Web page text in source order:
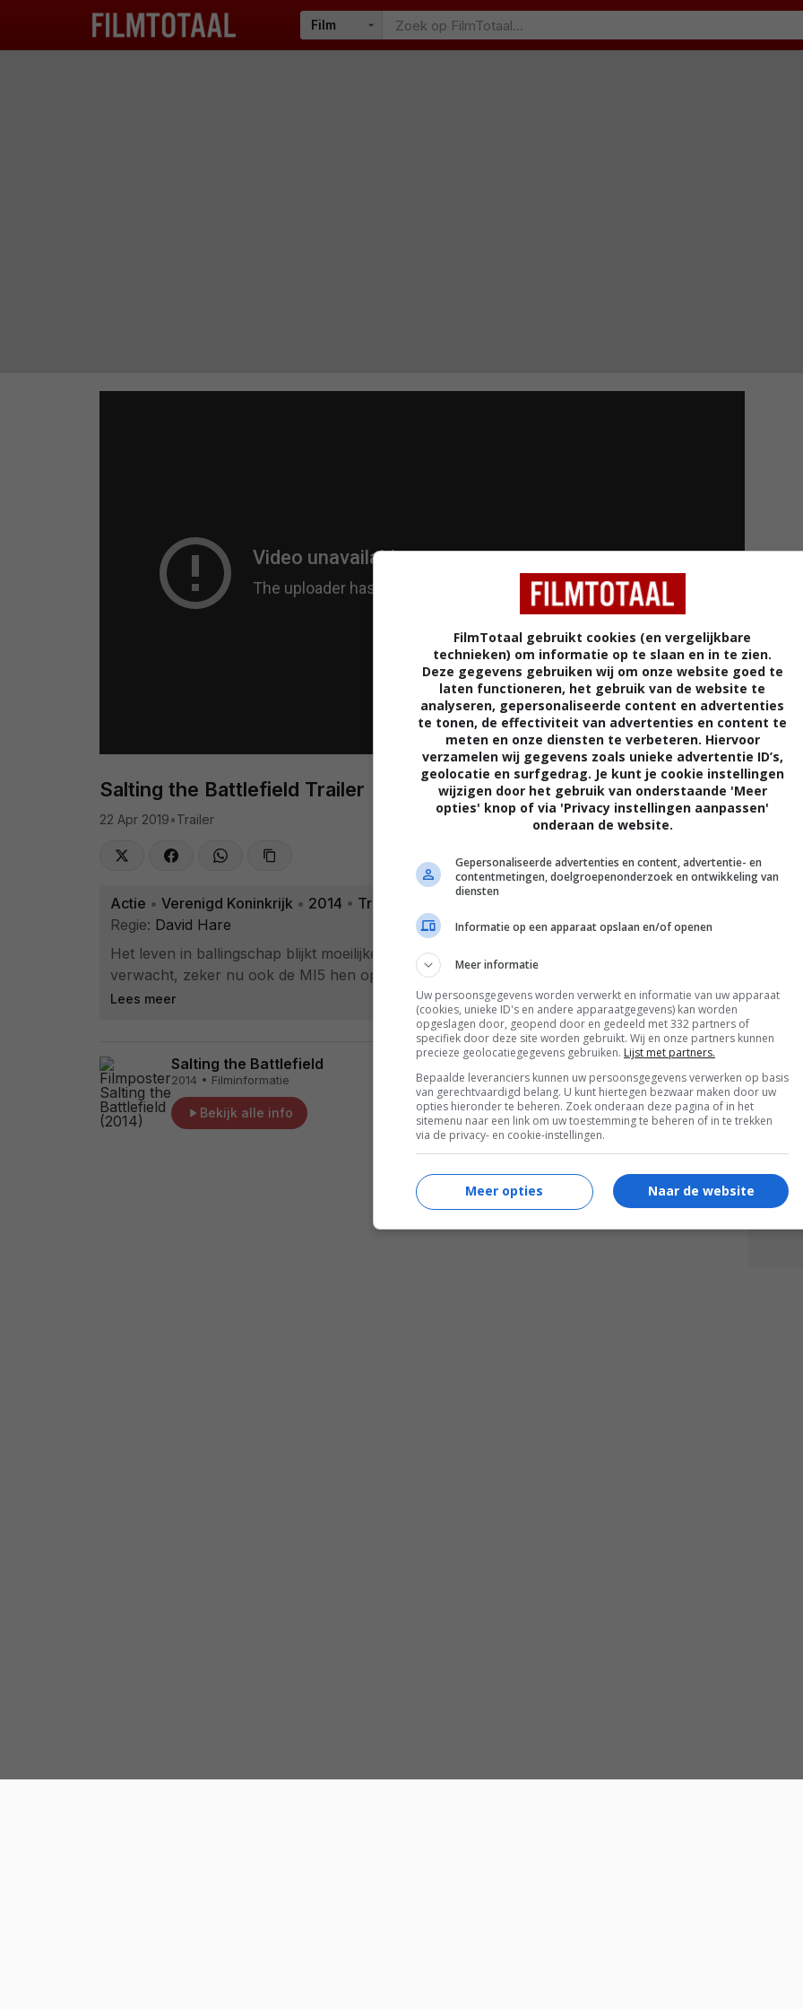
Salting the Battlefield Trailer
22 Apr 2019•Trailer
Actie • Verenigd Koninkrijk • 2014 • Trailer
Regie: David Hare
Het leven in ballingschap blijkt moeilijker dan Johnny Worricker en Margot Tyrrell hadden
verwacht, zeker nu ook de MI5 hen op de hielen zit. Worricke...
Lees meer
Salting the Battlefield
2014 • Filminformatie
Bekijk alle info
Meer
FilmTotaal gebruikt cookies (en vergelijkbare
technieken) om informatie op te slaan en in te zien.
Deze gegevens gebruiken wij om onze website goed te
laten functioneren, het gebruik van de website te
analyseren, gepersonaliseerde content en advertenties
te tonen, de effectiviteit van advertenties en content te
meten en onze diensten te verbeteren. Hiervoor
verzamelen wij gegevens zoals unieke advertentie ID’s,
geolocatie en surfgedrag. Je kunt je cookie instellingen
wijzigen door het gebruik van onderstaande 'Meer
opties' knop of via 'Privacy instellingen aanpassen'
onderaan de website.
Gepersonaliseerde advertenties en content, advertentie- en
contentmetingen, doelgroepenonderzoek en ontwikkeling van
diensten
Informatie op een apparaat opslaan en/of openen
Meer informatie
Uw persoonsgegevens worden verwerkt en informatie van uw apparaat
(cookies, unieke ID's en andere apparaatgegevens) kan worden
opgeslagen door, geopend door en gedeeld met 332 partners of
specifiek door deze site worden gebruikt. Wij en onze partners kunnen
precieze geolocatiegegevens gebruiken. Lijst met partners.
Bepaalde leveranciers kunnen uw persoonsgegevens verwerken op basis
van gerechtvaardigd belang. U kunt hiertegen bezwaar maken door uw
opties hieronder te beheren. Zoek onderaan deze pagina of in het
sitemenu naar een link om uw toestemming te beheren of in te trekken
via de privacy- en cookie-instellingen.
Naar de website
Meer opties